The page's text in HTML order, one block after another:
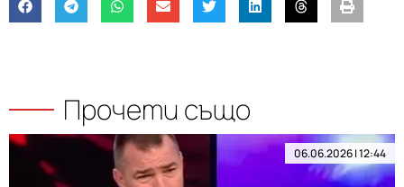
Прочети също
06.06.2026 | 12:44